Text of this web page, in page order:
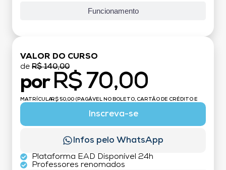
Funcionamento
VALOR DO CURSO
de R$ 140,00
por R$ 70,00
MATRÍCULA:R$ 50,00 (PAGÁVEL NO BOLETO, CARTÃO DE CRÉDITO E
Inscreva-se
Infos pelo WhatsApp
Plataforma EAD Disponível 24h
Professores renomados